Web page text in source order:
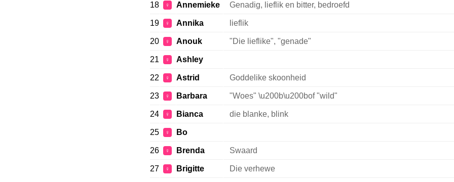
18 ♀ Annemieke Genadig, lieflik en bitter, bedroefd
19 ♀ Annika lieflik
20 ♀ Anouk "Die lieflike", "genade"
21 ♀ Ashley
22 ♀ Astrid Goddelike skoonheid
23 ♀ Barbara "Woes" \u200b\u200bof "wild"
24 ♀ Bianca die blanke, blink
25 ♀ Bo
26 ♀ Brenda Swaard
27 ♀ Brigitte Die verhewe